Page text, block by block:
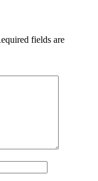
fields are